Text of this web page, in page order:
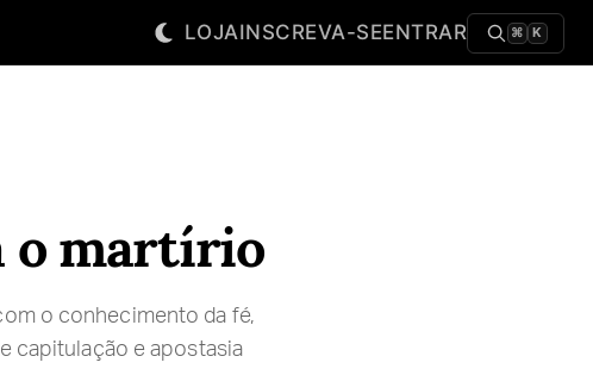
LOJAINSCREVA-SEENTRAR ⌘ K
o martírio
o conhecimento da fé,
capitulação e apostasia